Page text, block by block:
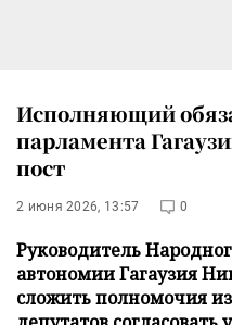
Исполняющий
парламента
пост
2 июня 2026, 13:57 0
Руководитель
автономии Гагаузия
сложить полномочия